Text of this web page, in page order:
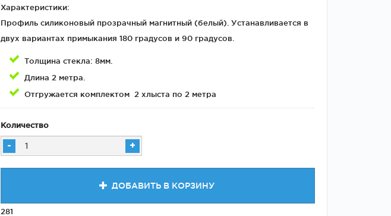
Характеристики:
Профиль силиконовый прозрачный магнитный (белый). Устанавливается в
двух вариантах примыкания 180 градусов и 90 градусов.
Толщина стекла: 8мм.
Длина 2 метра.
Отгружается комплектом 2 хлыста по 2 метра
Количество
- +
ДОБАВИТЬ В КОРЗИНУ
281